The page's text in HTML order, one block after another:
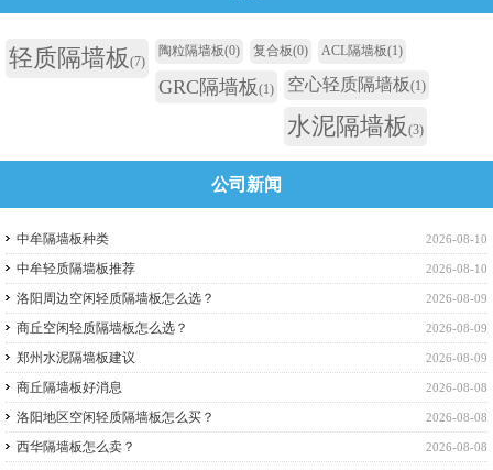
轻质隔墙板 (7)
陶粒隔墙板(0) 复合板(0) ACL隔墙板(1)
GRC隔墙板(1) 空心轻质隔墙板(1)
水泥隔墙板 (3)
公司新闻
2026-08-10
中牟隔墙板种类
2026-08-10
中牟轻质隔墙板推荐
2026-08-09
洛阳周边空闲轻质隔墙板怎么选？
2026-08-09
商丘空闲轻质隔墙板怎么选？
2026-08-09
郑州水泥隔墙板建议
2026-08-08
商丘隔墙板好消息
2026-08-08
洛阳地区空闲轻质隔墙板怎么买？
2026-08-08
西华隔墙板怎么卖？